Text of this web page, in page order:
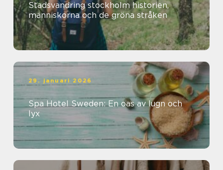
Stadsvandring stockholm historien,
människorna och de gröna stråken
29. januari 2026
Spa Hotel Sweden: En oas av lugn och
lyx